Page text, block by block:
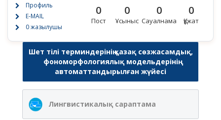
Профиль
E-MAIL
0 жазылушы
0
Пост
0
Ұсыныс
0
Сауалнама
0
Құжат
Шет тілі терминдерінің қазақ сөзжасамдық,
фономорфологиялық модельдерінің
автоматтандырылған жүйесі
Лингвистикалық сараптама